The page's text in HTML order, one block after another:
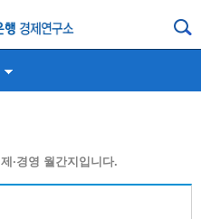
·경영 월간지입니다.